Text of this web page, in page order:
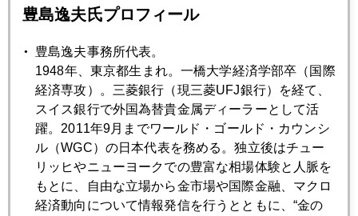
2013年02月27日
イタリア混沌 日本への警鐘
2013年02月26日
アベノミクスの試練 ローマ発円高株安
2013年02月25日
１００円突破布陣 日銀新人事案
豊島逸夫氏プロフィール
豊島逸夫事務所代表。
1948年、東京都生まれ。一橋大学経済学部卒（国際
経済専攻）。三菱銀行（現三菱UFJ銀行）を経て、
スイス銀行で外国為替貴金属ディーラーとして活
躍。2011年9月までワールド・ゴールド・カウンシ
ル（WGC）の日本代表を務める。独立後はチュー
リッヒやニューヨークでの豊富な相場体験と人脈を
もとに、自由な立場から金市場や国際金融、マクロ
経済動向について情報発信を行うとともに、“金の